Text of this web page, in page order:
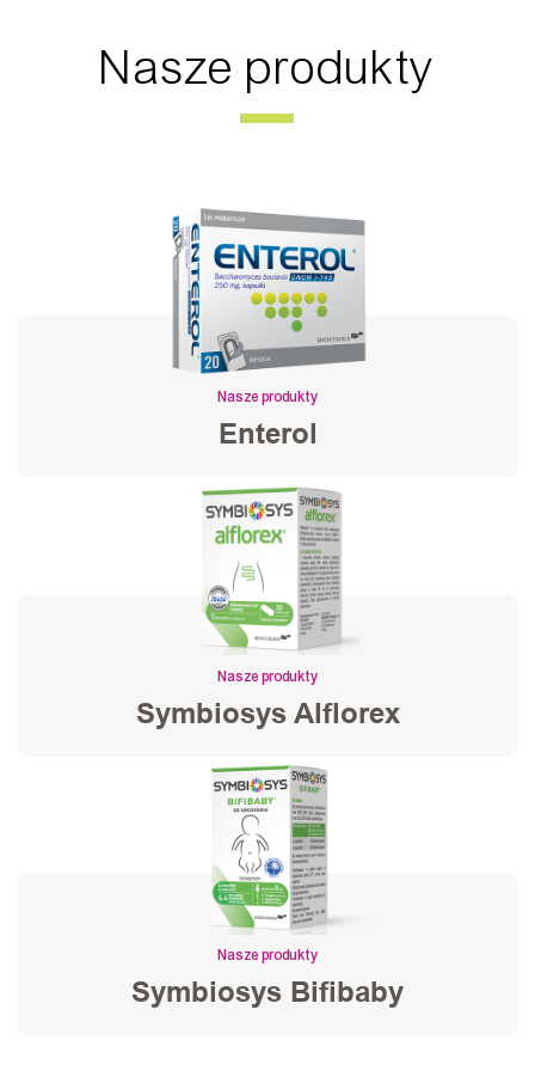
Nasze produkty
Nasze produkty
Enterol
Nasze produkty
Symbiosys Alflorex
Nasze produkty
Symbiosys Bifibaby